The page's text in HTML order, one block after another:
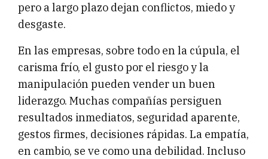
pero a largo plazo dejan conflictos, miedo y
desgaste.
En las empresas, sobre todo en la cúpula, el
carisma frío, el gusto por el riesgo y la
manipulación pueden vender un buen
liderazgo. Muchas compañías persiguen
resultados inmediatos, seguridad aparente,
gestos firmes, decisiones rápidas. La empatía,
en cambio, se ve como una debilidad. Incluso